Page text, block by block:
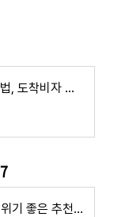
발리 전자비자 발급 신청 방법, 도착비자 가격 연장 유효기간 주의 사항
발리 우붓 맛집 베스트 7, 분위기 좋은 추천 레스토랑